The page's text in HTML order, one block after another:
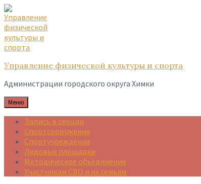
Skip
to
content
Skip
to
main
navigation
Skip
to
footer
Управление физической культуры и спорта
Администрации городского округа Химки
Меню
Запись в секции
Спортсооружения
Спортучреждения
Ледовые площадки
Методическое объединение
Участникам СВО и их семьям